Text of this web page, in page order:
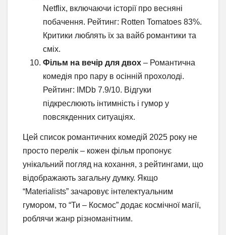
Netflix, включаючи історії про весняні
побачення. Рейтинг: Rotten Tomatoes 83%.
Критики люблять їх за вайб романтики та
сміх.
Фільм на вечір для двох – Романтична
комедія про пару в осінній прохолоді.
Рейтинг: IMDb 7.9/10. Відгуки
підкреслюють інтимність і гумор у
повсякденних ситуаціях.
Цей список романтичних комедій 2025 року не
просто перелік – кожен фільм пропонує
унікальний погляд на кохання, з рейтингами, що
відображають загальну думку. Якщо
“Materialists” зачаровує інтелектуальним
гумором, то “Ти – Космос” додає космічної магії,
роблячи жанр різноманітним.